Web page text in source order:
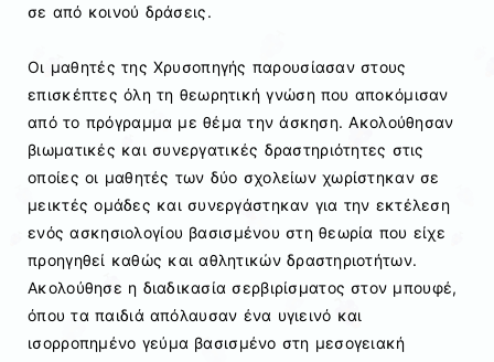
σε από κοινού δράσεις.
Οι μαθητές της Χρυσοπηγής παρουσίασαν στους
επισκέπτες όλη τη θεωρητική γνώση που αποκόμισαν
από το πρόγραμμα με θέμα την άσκηση. Ακολούθησαν
βιωματικές και συνεργατικές δραστηριότητες στις
οποίες οι μαθητές των δύο σχολείων χωρίστηκαν σε
μεικτές ομάδες και συνεργάστηκαν για την εκτέλεση
ενός ασκησιολογίου βασισμένου στη θεωρία που είχε
προηγηθεί καθώς και αθλητικών δραστηριοτήτων.
Ακολούθησε η διαδικασία σερβιρίσματος στον μπουφέ,
όπου τα παιδιά απόλαυσαν ένα υγιεινό και
ισορροπημένο γεύμα βασισμένο στη μεσογειακή